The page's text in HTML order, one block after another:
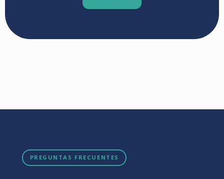
PREGUNTAS FRECUENTES